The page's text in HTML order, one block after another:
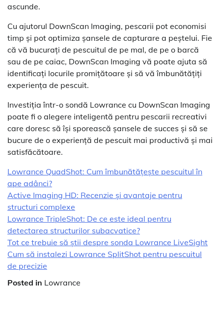
ascunde.
Cu ajutorul DownScan Imaging, pescarii pot economisi
timp și pot optimiza șansele de capturare a peștelui. Fie
că vă bucurați de pescuitul de pe mal, de pe o barcă
sau de pe caiac, DownScan Imaging vă poate ajuta să
identificați locurile promițătoare și să vă îmbunătățiți
experiența de pescuit.
Investiția într-o sondă Lowrance cu DownScan Imaging
poate fi o alegere inteligentă pentru pescarii recreativi
care doresc să își sporească șansele de succes și să se
bucure de o experiență de pescuit mai productivă și mai
satisfăcătoare.
Lowrance QuadShot: Cum îmbunătățește pescuitul în
ape adânci?
Active Imaging HD: Recenzie și avantaje pentru
structuri complexe
Lowrance TripleShot: De ce este ideal pentru
detectarea structurilor subacvatice?
Tot ce trebuie să știi despre sonda Lowrance LiveSight
Cum să instalezi Lowrance SplitShot pentru pescuitul
de precizie
Posted in Lowrance